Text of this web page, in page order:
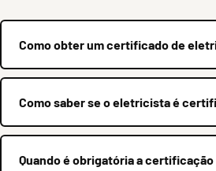
Como obter um certificado de
Como saber se o eletricista é
Quando é obrigatória a